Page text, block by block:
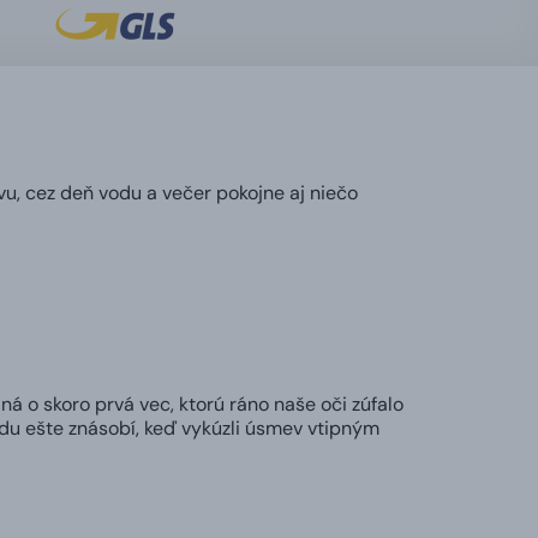
cez deň vodu a večer pokojne aj niečo
o skoro prvá vec, ktorú ráno naše oči zúfalo
ešte znásobí, keď vykúzli úsmev vtipným